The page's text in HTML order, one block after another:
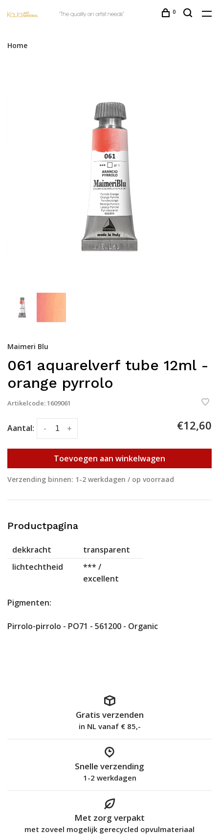
0
Home
Maimeri Blu
061 aquarelverf tube 12ml -
orange pyrrolo
Artikelcode:1609061
Aantal: +
- €12,60
Toevoegen aan winkelwagen
Verzending binnen: 1-2 werkdagen / op voorraad
Productpagina
dekkracht
transparent
lichtechtheid
*** /
excellent
Pigmenten:
Pirrolo-pirrolo - PO71 - 561200 - Organic
Gratis verzenden
in NL vanaf € 85,-
Snelle verzending
1-2 werkdagen
Met zorg verpakt
met zoveel mogelijk gerecycled opvulmateriaal